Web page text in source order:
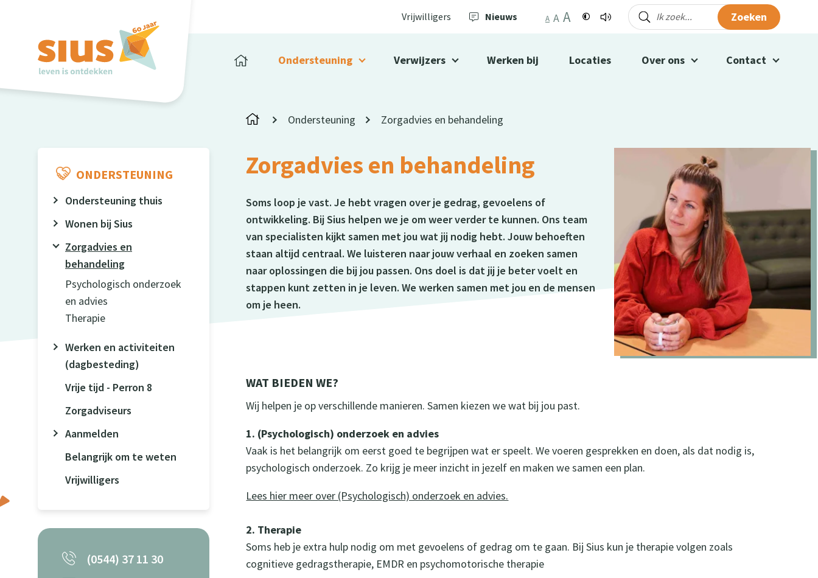
Vrijwilligers Nieuws A A A Zoeken
Ondersteuning Verwijzers Werken bij Locaties Over ons Contact
ONDERSTEUNING
Ondersteuning thuis
Wonen bij Sius
Zorgadvies en
behandeling
Psychologisch onderzoek
en advies
Therapie
Werken en activiteiten
(dagbesteding)
Vrije tijd - Perron 8
Zorgadviseurs
Aanmelden
Belangrijk om te weten
Vrijwilligers
(0544) 37 11 30
Ondersteuning Zorgadvies en behandeling
Zorgadvies en behandeling
Soms loop je vast. Je hebt vragen over je gedrag, gevoelens of
ontwikkeling. Bij Sius helpen we je om weer verder te kunnen. Ons team
van specialisten kijkt samen met jou wat jij nodig hebt. Jouw behoeften
staan altijd centraal. We luisteren naar jouw verhaal en zoeken samen
naar oplossingen die bij jou passen. Ons doel is dat jij je beter voelt en
stappen kunt zetten in je leven. We werken samen met jou en de mensen
om je heen.
WAT BIEDEN WE?
Wij helpen je op verschillende manieren. Samen kiezen we wat bij jou past.
1. (Psychologisch) onderzoek en advies
Vaak is het belangrijk om eerst goed te begrijpen wat er speelt. We voeren gesprekken en doen, als dat nodig is,
psychologisch onderzoek. Zo krijg je meer inzicht in jezelf en maken we samen een plan.
Lees hier meer over (Psychologisch) onderzoek en advies.
2. Therapie
Soms heb je extra hulp nodig om met gevoelens of gedrag om te gaan. Bij Sius kun je therapie volgen zoals
cognitieve gedragstherapie, EMDR en psychomotorische therapie